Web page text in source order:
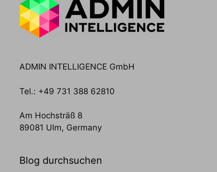
ADMIN INTELLIGENCE GmbH
Tel.: +49 731 388 62810
Am Hochsträß 8
89081 Ulm, Germany
Blog durchsuchen